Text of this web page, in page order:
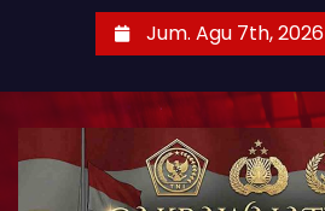
Jum. Agu 7th, 2026